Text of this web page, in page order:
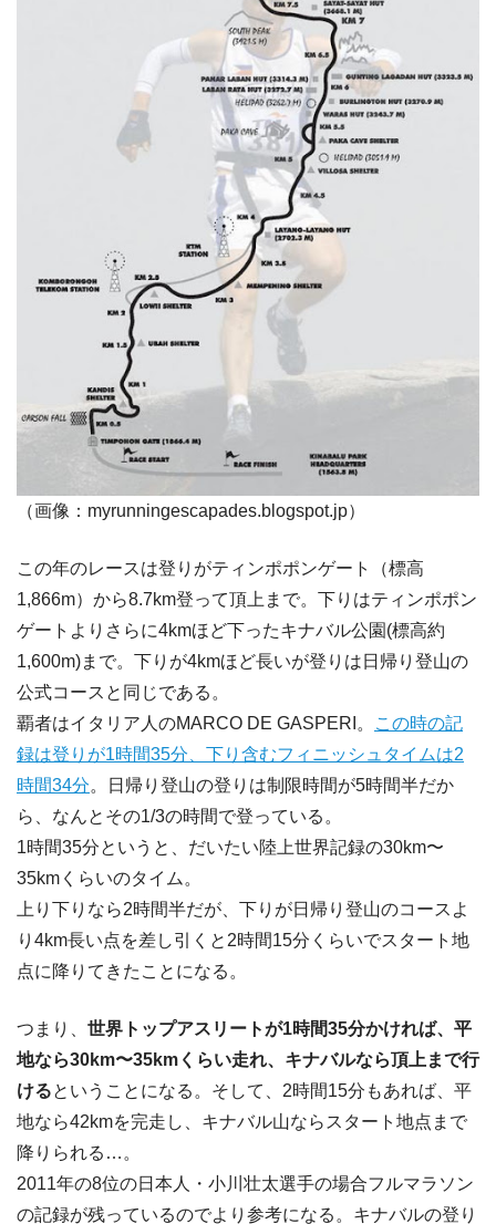
（画像：myrunningescapades.blogspot.jp）
この年のレースは登りがティンポポンゲート（標高
1,866m）から8.7km登って頂上まで。下りはティンポポン
ゲートよりさらに4kmほど下ったキナバル公園(標高約
1,600m)まで。下りが4kmほど長いが登りは日帰り登山の
公式コースと同じである。
覇者はイタリア人のMARCO DE GASPERI。
この時の記
録は登りが1時間35分、下り含むフィニッシュタイムは2
時間34分。日帰り登山の登りは制限時間が5時間半だか
ら、なんとその1/3の時間で登っている。
1時間35分というと、だいたい陸上世界記録の30km〜
35kmくらいのタイム。
上り下りなら2時間半だが、下りが日帰り登山のコースよ
り4km長い点を差し引くと2時間15分くらいでスタート地
点に降りてきたことになる。
つまり、 世界トップアスリートが1時間35分かければ、平
地なら30km〜35kmくらい走れ、キナバルなら頂上まで行
けるということになる。そして、2時間15分もあれば、平
地なら42kmを完走し、キナバル山ならスタート地点まで
降りられる…。
2011年の8位の日本人・小川壮太選手の場合フルマラソン
の記録が残っているのでより参考になる。キナバルの登り